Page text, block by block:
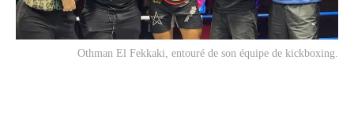
Othman El Fekkaki, entouré de son équipe de kickboxing.